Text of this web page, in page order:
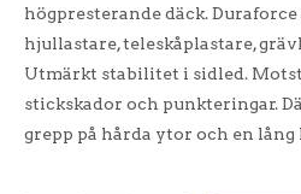
högpresterande däck.
hjullastare, teleskåplastare,
Utmärkt stabilitet i sidled.
stickskador och punkteringar.
grepp på hårda ytor och en